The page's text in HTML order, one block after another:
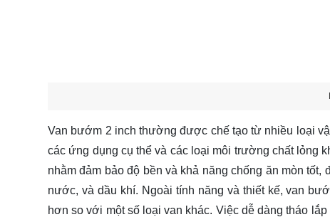
Van bướm 2 inch thường được chế tạo từ nhiều loại
các ứng dụng cụ thể và các loại môi trường chất lỏng
nhằm đảm bảo độ bền và khả năng chống ăn mòn
nước, và dầu khí. Ngoài tính năng và thiết kế, van
hơn so với một số loại van khác. Việc dễ dàng tháo